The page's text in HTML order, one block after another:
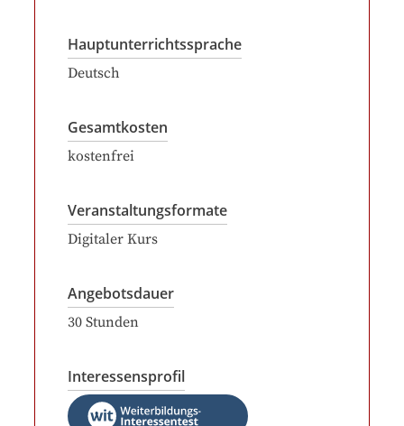
Hauptunterrichtssprache
Deutsch
Gesamtkosten
kostenfrei
Veranstaltungsformate
Digitaler Kurs
Angebotsdauer
30 Stunden
Interessensprofil